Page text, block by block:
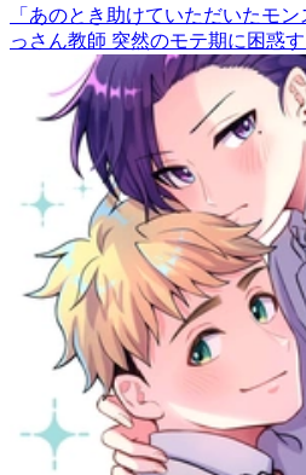
「あのとき助けていただいたモ
っさん教師 突然のモテ期に困惑